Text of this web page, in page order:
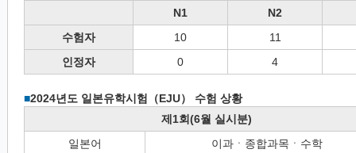
N1
N2
수험자
10
11
인정자
0 4
■2024년도 일본유학시험（EJU） 수험 상황
제1회(6월 실시분)
일본어
이과ㆍ종합과목ㆍ수학